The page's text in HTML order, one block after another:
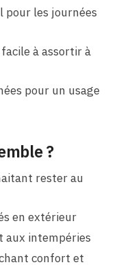
pour les journées
à assortir à
pour un usage
?
rester au
en extérieur
aux intempéries
confort et